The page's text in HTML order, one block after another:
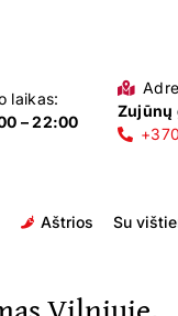
laikas:
– 22:00
Zujūnų
Aštrios Su